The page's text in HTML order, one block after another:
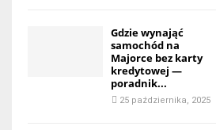
Gdzie wynająć
samochód na
Majorce bez karty
kredytowej —
poradnik...
25 października, 2025